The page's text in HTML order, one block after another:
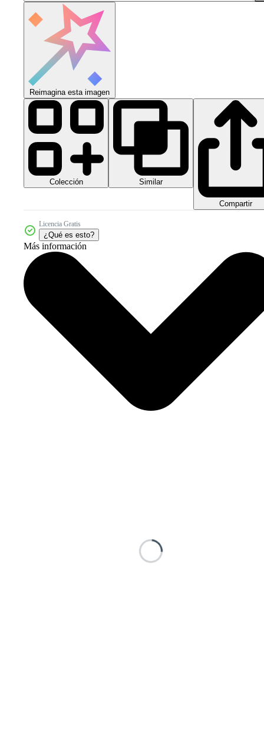
Reimagina esta imagen
Colección Similar
Compartir
Licencia Gratis
¿Qué es esto?
Más información